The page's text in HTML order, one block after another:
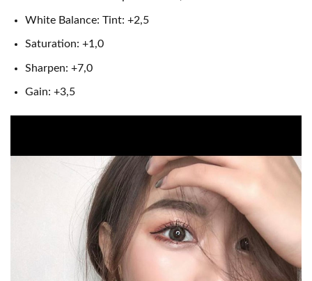
White Balance: Tint: +2,5
Saturation: +1,0
Sharpen: +7,0
Gain: +3,5